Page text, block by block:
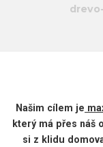
Našim cílem je
který má přes náš
si z klidu